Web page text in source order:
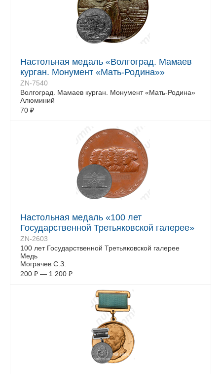
Настольная медаль «Волгоград. Мамаев
курган. Монумент «Мать-Родина»»
ZN-7540
Волгоград. Мамаев курган. Монумент «Мать-Родина»
Алюминий
70 ₽
Настольная медаль «100 лет
Государственной Третьяковской галерее»
ZN-2603
100 лет Государственной Третьяковской галерее
Медь
Мограчев С.З.
200 ₽ — 1 200 ₽